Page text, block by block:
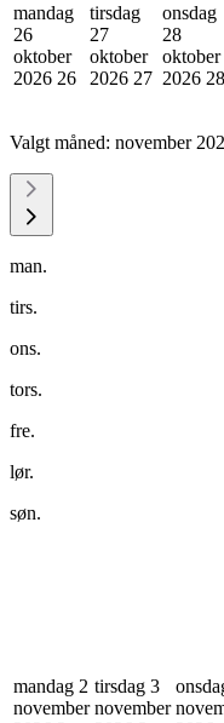
mandag
26
oktober
2026 26
tirsdag
27
oktober
2026 27
onsdag
28
oktober
2026 28
Valgt måned: november
man.
tirs.
ons.
tors.
fre.
lør.
søn.
mandag 2
november
tirsdag 3
november